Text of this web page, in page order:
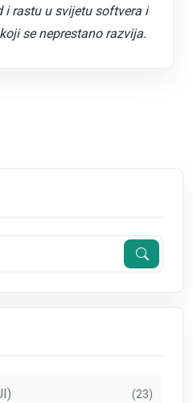
i rastu u svijetu softvera i
se neprestano razvija.
(23)